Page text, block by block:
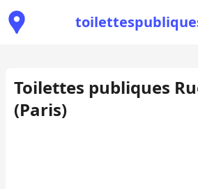
Toilettes publiques
(Paris)